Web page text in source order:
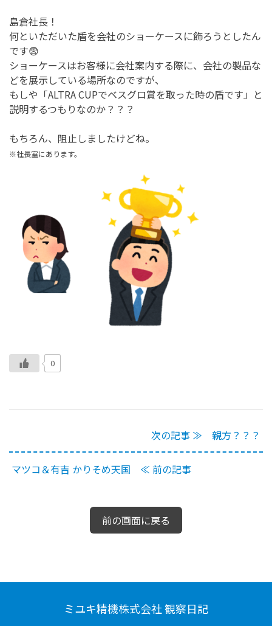
島倉社長！
何といただいた盾を会社のショーケースに飾ろうとしたん
です😨
ショーケースはお客様に会社案内する際に、会社の製品な
どを展示している場所なのですが、
もしや「ALTRA CUPでベスグロ賞を取った時の盾です」と
説明するつもりなのか？？？
もちろん、阻止しましたけどね。
※社長室にあります。
0
マツコ＆有吉 かりそめ天国 ≪ 前の記事
次の記事 ≫ 親方？？？
前の画面に戻る
ミユキ精機株式会社 観察日記